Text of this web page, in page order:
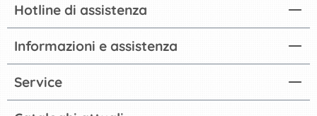
Hotline di assistenza
Informazioni e assistenza
Service